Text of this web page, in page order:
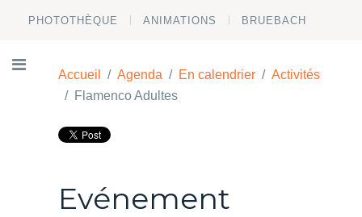
PHOTOTHÈQUE ANIMATIONS BRUEBACH
Accueil Agenda En calendrier
Activités
Flamenco Adultes
Evénement